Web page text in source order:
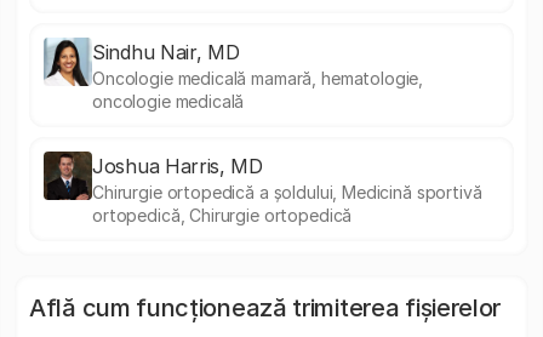
Sindhu Nair, MD
Oncologie medicală mamară, hematologie,
oncologie medicală
Joshua Harris, MD
Chirurgie ortopedică a șoldului, Medicină sportivă
ortopedică, Chirurgie ortopedică
Află cum funcționează trimiterea fișierelor